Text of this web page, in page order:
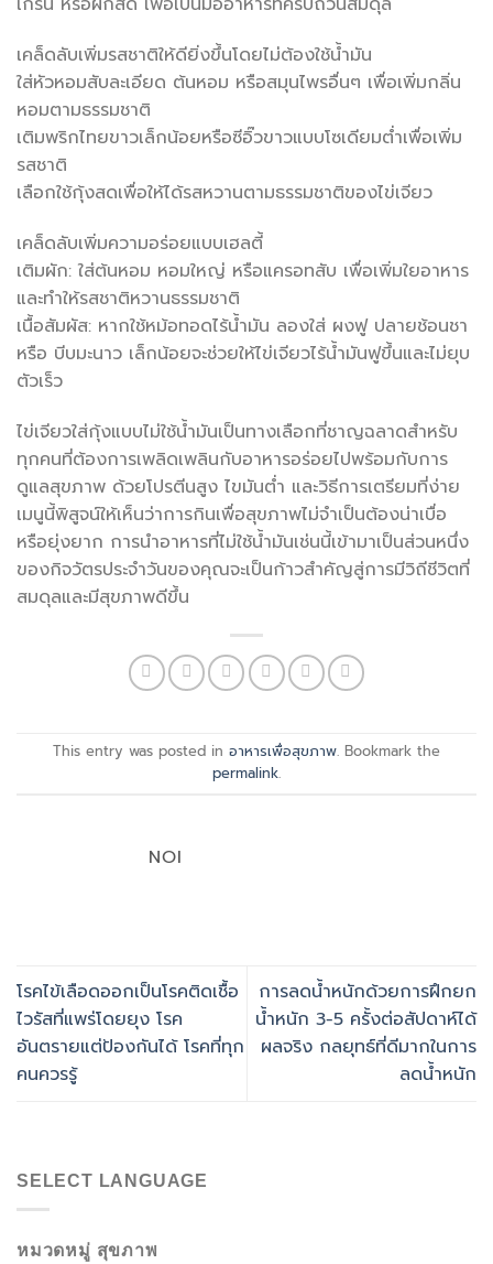
เคล็ดลับเพิ่มรสชาติให้ดียิ่งขึ้นโดยไม่ต้องใช้น้ำมัน
ใส่หัวหอมสับละเอียด ต้นหอม หรือสมุนไพรอื่นๆ เพื่อเพิ่มกลิ่น
หอมตามธรรมชาติ
เติมพริกไทยขาวเล็กน้อยหรือซีอิ๊วขาวแบบโซเดียมต่ำเพื่อเพิ่ม
รสชาติ
เลือกใช้กุ้งสดเพื่อให้ได้รสหวานตามธรรมชาติของไข่เจียว
เคล็ดลับเพิ่มความอร่อยแบบเฮลตี้
เติมผัก: ใส่ต้นหอม หอมใหญ่ หรือแครอทสับ เพื่อเพิ่มใยอาหาร
และทำให้รสชาติหวานธรรมชาติ
เนื้อสัมผัส: หากใช้หม้อทอดไร้น้ำมัน ลองใส่ ผงฟู ปลายช้อนชา
หรือ บีบมะนาว เล็กน้อยจะช่วยให้ไข่เจียวไร้น้ำมันฟูขึ้นและไม่ยุบ
ตัวเร็ว
ไข่เจียวใส่กุ้งแบบไม่ใช้น้ำมันเป็นทางเลือกที่ชาญฉลาดสำหรับ
ทุกคนที่ต้องการเพลิดเพลินกับอาหารอร่อยไปพร้อมกับการ
ดูแลสุขภาพ ด้วยโปรตีนสูง ไขมันต่ำ และวิธีการเตรียมที่ง่าย
เมนูนี้พิสูจน์ให้เห็นว่าการกินเพื่อสุขภาพไม่จำเป็นต้องน่าเบื่อ
หรือยุ่งยาก การนำอาหารที่ไม่ใช้น้ำมันเช่นนี้เข้ามาเป็นส่วนหนึ่ง
ของกิจวัตรประจำวันของคุณจะเป็นก้าวสำคัญสู่การมีวิถีชีวิตที่
สมดุลและมีสุขภาพดีขึ้น
This entry was posted in อาหารเพื่อสุขภาพ. Bookmark the
permalink.
NOI
โรคไข้เลือดออกเป็นโรคติดเชื้อ
ไวรัสที่แพร่โดยยุง โรค
อันตรายแต่ป้องกันได้ โรคที่ทุก
คนควรรู้
การลดน้ำหนักด้วยการฝึกยก
น้ำหนัก 3-5 ครั้งต่อสัปดาห์ได้
ผลจริง กลยุทธ์ที่ดีมากในการ
ลดน้ำหนัก
SELECT LANGUAGE
หมวดหมู่ สุขภาพ